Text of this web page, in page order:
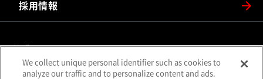
採用情報
公式SNS
X（旧Twitter） （別ウィンドウで開く）
Facebook（別ウィンドウで開
We collect unique personal identifier such as cookies to
analyze our traffic and to personalize content and ads.